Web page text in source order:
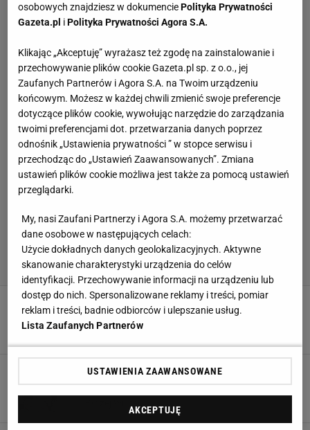
Ma 19 lat i zawiesza karierę! Trener polskiej
kadry potwierdza zaskakujące wieści
Znamy nowego selekcjonera polskich skoczkiń.
PZN oficjalnie ogłasza
osobowych znajdziesz w dokumenciePolityka Prywatności
Gazeta.pl iPolityka Prywatności Agora S.A.
Klikając „Akceptuję” wyrażasz też zgodę na zainstalowanie i
przechowywanie plików cookie Gazeta.pl sp. z o.o., jej
Zaufanych Partnerów i Agora S.A. na Twoim urządzeniu
końcowym. Możesz w każdej chwili zmienić swoje preferencje
dotyczące plików cookie, wywołując narzędzie do zarządzania
twoimi preferencjami dot. przetwarzania danych poprzez
odnośnik „Ustawienia prywatności ” w stopce serwisu i
przechodząc do „Ustawień Zaawansowanych”. Zmiana
ustawień plików cookie możliwa jest także za pomocą ustawień
przeglądarki.
My, nasi Zaufani Partnerzy i Agora S.A. możemy przetwarzać
dane osobowe w następujących celach:
Użycie dokładnych danych geolokalizacyjnych. Aktywne
skanowanie charakterystyki urządzenia do celów
identyfikacji. Przechowywanie informacji na urządzeniu lub
dostęp do nich. Spersonalizowane reklamy i treści, pomiar
reklam i treści, badnie odbiorców i ulepszanie usług.
Lista Zaufanych Partnerów
USTAWIENIA ZAAWANSOWANE
AKCEPTUJĘ